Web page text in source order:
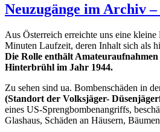
Neuzugänge im Archiv –
Aus Österreich erreichte uns eine
Minuten Laufzeit, deren Inhalt sich als
Die Rolle enthält
Hinterbrühl im Jahr 1944.
Zu sehen sind ua. Bombenschäden in
(Standort der Volksjäger-
eines US-Sprengbombenangriffs,
Glashaus, Schäden an Häusern,